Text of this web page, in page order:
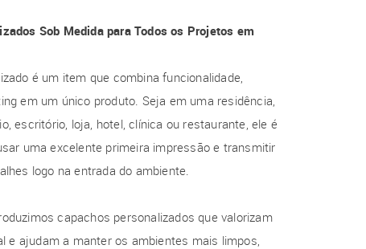
Sob Medida para Todos os Projetos em
é um item que combina funcionalidade,
em um único produto. Seja em uma residência,
escritório, loja, hotel, clínica ou restaurante, ele é
uma excelente primeira impressão e transmitir
logo na entrada do ambiente.
capachos personalizados que valorizam
e ajudam a manter os ambientes mais limpos,